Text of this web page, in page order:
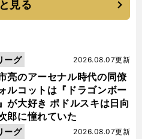
見る
亮のアーセナル時代の同僚
ルコットは『ドラゴンボー
が大好き ポドルスキは日向
郎に憧れていた
2026.08.07更新
ーグ
2026.08.07更新
ーグ